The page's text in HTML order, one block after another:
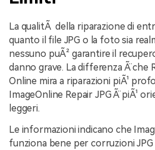
La qualitÃ della riparazione di
quanto il file JPG o la foto sia
nessuno puÃ² garantire il
danno grave. La differenza Ã¨
Online mira a riparazioni piÃ¹
ImageOnline Repair JPG Ã¨ piÃ¹
leggeri.
Le informazioni indicano che
funziona bene per corruzioni JPG